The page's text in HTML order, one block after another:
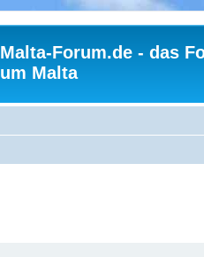
Malta-Forum.de - das
um Malta